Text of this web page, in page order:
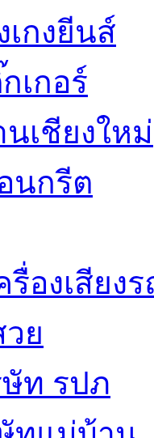
กงยีนส์
เกอร์
เชียงใหม่
นกรีต
องเสียง
ย
ท รปภ